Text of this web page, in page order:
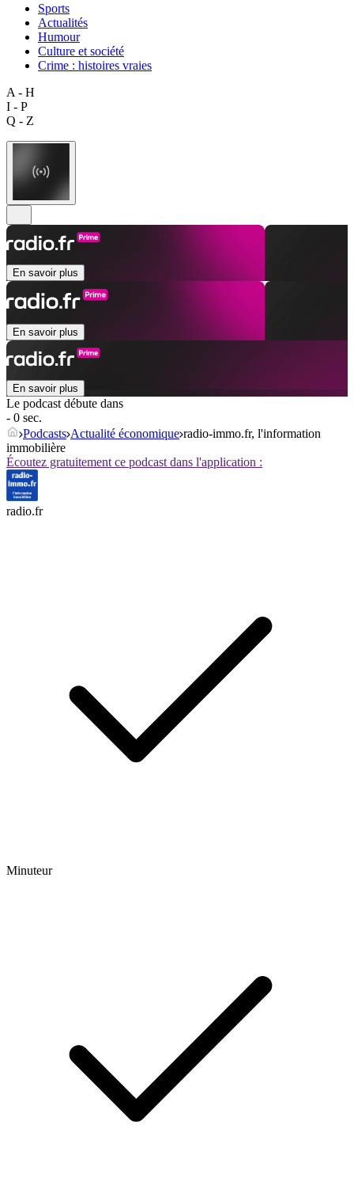
Sports
Actualités
Humour
Culture et société
Crime : histoires vraies
A - H
I - P
Q - Z
En savoir plus
En savoir plus
En savoir plus
Le podcast débute dans
- 0 sec.
Podcasts Actualité économique radio-immo.fr, l'information
immobilière
Écoutez gratuitement ce podcast dans l'application :
radio.fr
Minuteur